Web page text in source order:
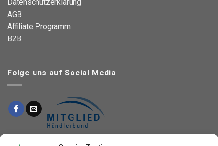
Datenschutzerklärung
AGB
Affiliate Programm
B2B
Folge uns auf Social Media
This site is protected by reCAPTCHA and the Google